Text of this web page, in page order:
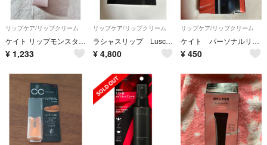
リップケア/リップクリーム
ケイト リップモンスター クリアトーン C01 炎化モンスター(3g)
¥ 1,233
リップケア/リップクリーム
ラシャスリップ Luscious Lips リップ美容液 RD321 ケイト口紅
¥ 4,800
リップケア/リップクリーム
ケイト パーソナルリップクリーム 02
¥ 450